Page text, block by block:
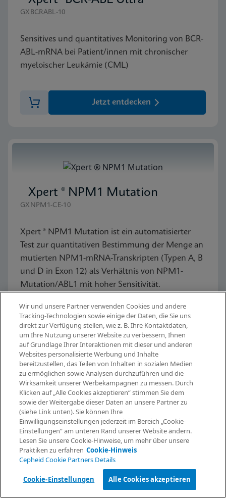
GXBCRABL-10
Sensitives und quantitatives Monitoring von BCR-
ABL-mRNA bei Patient/innen mit chronischer
myeloischer Leukämie (CML)
Jetzt entdecken
Xpert ® NPM1 Mutation
GXNPM1-CE-10
Xpert ® NPM1 Mutation ist ein automatisierter
Test zur quantitativen Bestimmung der Menge an
mutierten NPM1-mRNA-Transkripten (Typen A, B
und D in Exon 12) als Verhältnis von NPM1-
Mutation/ABL1 mit hoher Sensitivität.
Jetzt entdecken
GeneXpert®
Systemfamilie
Alle Systeme sind in Konfigurationen mit 4, 16,
Wir und unsere Partner verwenden Cookies und andere
Tracking-Technologien sowie einige der Daten, die Sie uns
direkt zur Verfügung stellen, wie z. B. Ihre Kontaktdaten,
um Ihre Nutzung unserer Website zu verbessern, Ihnen
auf Grundlage Ihrer Interaktionen mit dieser und anderen
Websites personalisierte Werbung und Inhalte
bereitzustellen, das Teilen von Inhalten in sozialen Medien
zu ermöglichen sowie Analysen durchzuführen und die
Wirksamkeit unserer Werbekampagnen zu messen. Durch
Klicken auf „Alle Cookies akzeptieren“ stimmen Sie dem
sowie der Weitergabe dieser Daten an unsere Partner zu
(siehe Link unten). Sie können Ihre
Einwilligungseinstellungen jederzeit im Bereich „Cookie-
Einstellungen“ am unteren Rand unserer Website ändern.
Lesen Sie unsere Cookie-Hinweise, um mehr über unsere
Praktiken zu erfahren Cookie-Hinweis
Cepheid Cookie Partners Details
Cookie-Einstellungen Alle Cookies akzeptieren